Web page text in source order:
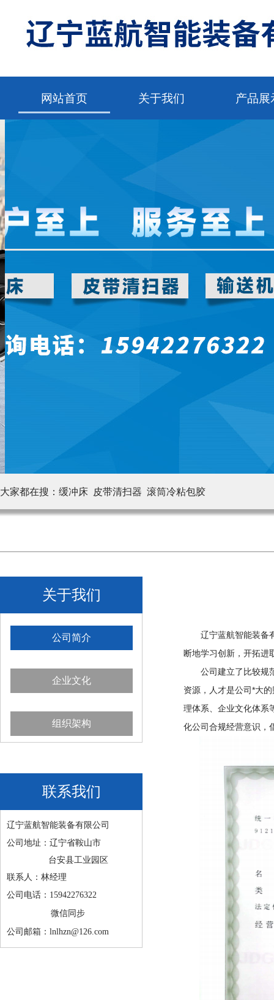
网站首页 关于我们 产品展
大家都在搜： 缓冲床 皮带清扫器 滚筒冷粘包胶
关于我们
公司简介
企业文化
组织架构
联系我们
辽宁蓝航智能装备有限公司
公司地址：辽宁省鞍山市
台安县工业园区
联系人：林经理
公司电话：15942276322
微信同步
公司邮箱：lnlhzn@126.com
辽宁蓝航智能装备有
断地学习创新，开拓进
公司建立了比较规范
资源，人才是公司*大
理体系、企业文化体系
化公司合规经营意识，